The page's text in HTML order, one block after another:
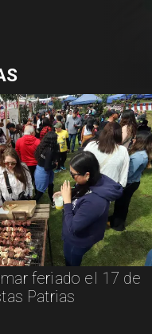
feriado el 17 de
Patrias